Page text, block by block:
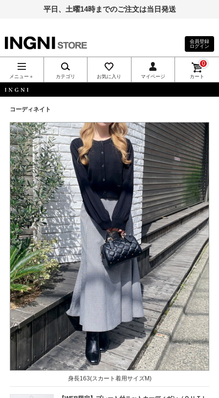
平日、土曜14時までのご注文は当日発送
INGNI（イン
グ）公式通
販｜INGNI
STORE
会員登録
ログイン
メニュー＋ カテゴリ お気に入り マイページ カート
0
コーディネイト
身長163(スカート着用サイズM)